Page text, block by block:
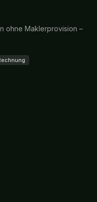
ohne Maklerprovision –